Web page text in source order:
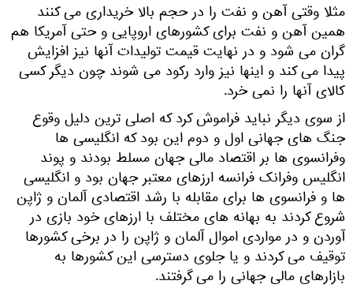
مثلا وقتی آهن و نفت را در حجم بالا خریداری می کنند
همین آهن و نفت برای کشورهای اروپایی و حتی آمریکا هم
گران می شود و در نهایت قیمت تولیدات آنها نیز افزایش
پیدا می کند و اینها نیز وارد رکود می شوند چون دیگر کسی
کالای آنها را نمی خرد.
از سوی دیگر نباید فراموش کرد که اصلی ترین دلیل وقوع
جنگ های جهانی اول و دوم این بود که انگلیسی ها
وفرانسوی ها بر اقتصاد مالی جهان مسلط بودند و پوند
انگلیس وفرانک فرانسه ارزهای معتبر جهان بود و انگلیسی
ها و فرانسوی ها برای مقابله با رشد اقتصادی آلمان و ژاپن
شروع کردند به بهانه های مختلف با ارزهای خود بازی در
آوردن و در مواردی اموال آلمان و ژاپن را در برخی کشورها
توقیف می کردند و یا جلوی دسترسی این کشورها به
بازارهای مالی جهانی را می گرفتند.